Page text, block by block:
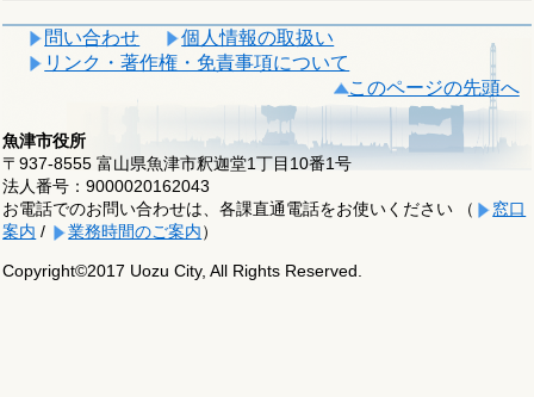
問い合わせ
個人情報の取扱い
リンク・著作権・免責事項について
このページの先頭へ
魚津市役所
〒937-8555 富山県魚津市釈迦堂1丁目10番1号
法人番号：9000020162043
お電話でのお問い合わせは、各課直通電話をお使いください （
窓口
案内 / 業務時間のご案内）
Copyright©2017 Uozu City, All Rights Reserved.